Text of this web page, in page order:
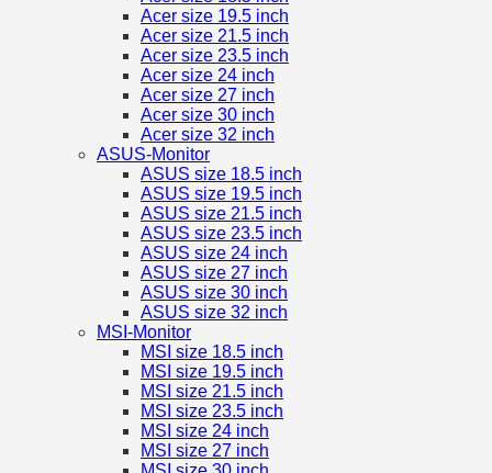
Acer size 19.5 inch
Acer size 21.5 inch
Acer size 23.5 inch
Acer size 24 inch
Acer size 27 inch
Acer size 30 inch
Acer size 32 inch
ASUS-Monitor
ASUS size 18.5 inch
ASUS size 19.5 inch
ASUS size 21.5 inch
ASUS size 23.5 inch
ASUS size 24 inch
ASUS size 27 inch
ASUS size 30 inch
ASUS size 32 inch
MSI-Monitor
MSI size 18.5 inch
MSI size 19.5 inch
MSI size 21.5 inch
MSI size 23.5 inch
MSI size 24 inch
MSI size 27 inch